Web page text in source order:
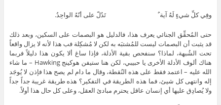
وفِي كلِّ شيءٍ لَهُ آية ٌ تَدُلّ على أنّهُ الواحِدُ.
حتى المُحقِّق الجنائي يعرف هذا، فالدليل هو البصمات على السكين، وبعد ذلك
قد يثبت أن البصمات ليست للمُشتبَه به لكن لا مُشكِلة فب هذا لأنه لا يزال واقعاً
تحت الشُبهة، لماذا؟ سنفحص بقية الأدلة، فإذا ساغ ألا يكون هذا دليلاً فربما
هناك ألوف الأدلة الأخرى يا حبيبي، لكن هنا ستيفن هوكينج Hawking – ما شاء
الله عليه – اعتمد فقط على هذه النُقطة، وقال ما دام لم يصح هذا فإذن لا يُوجَد
إله وانتهى كل شيئ، فما هذه الطريقة في التفكير؟ هذه طريقة غريبة جداً جداً
ولا يُصادِق عليها أي إنسان عاقل يحترم مبادئ العقل، وعلى كل حال هذا أولاً.